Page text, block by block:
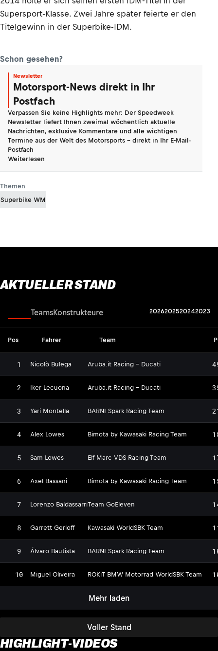
Supersport-Klasse. Zwei Jahre später feierte er den
Titelgewinn in der Superbike-IDM.
Schon gesehen?
Newsletter
Motorsport-News direkt in Ihr
Postfach
Verpassen Sie keine Highlights mehr: Der Speedweek
Newsletter liefert Ihnen zweimal wöchentlich aktuelle
Nachrichten, exklusive Kommentare und alle wichtigen
Termine aus der Welt des Motorsports - direkt in Ihr E-Mail-
Postfach
Weiterlesen
Themen
Superbike WM
AKTUELLER STAND
Voller Stand
TeamsKonstrukteure 2026202520242023
Pos Fahrer Team
1 Nicolò Bulega Aruba.it Racing - Ducati
2 Iker Lecuona Aruba.it Racing - Ducati
3 Yari Montella BARNI Spark Racing Team
4 Alex Lowes Bimota by Kawasaki Racing Team
5 Sam Lowes Elf Marc VDS Racing Team
6 Axel Bassani Bimota by Kawasaki Racing Team
7 Lorenzo BaldassarriTeam GoEleven
8 Garrett Gerloff Kawasaki WorldSBK Team
9 Álvaro Bautista BARNI Spark Racing Team
10 Miguel Oliveira ROKiT BMW Motorrad WorldSBK Team
Mehr laden
HIGHLIGHT-VIDEOS